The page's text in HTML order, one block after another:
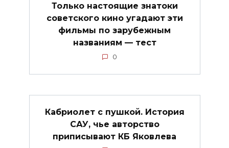
Только настоящие знатоки
советского кино угадают эти
фильмы по зарубежным
названиям — тест
0
Кабриолет с пушкой. История
САУ, чье авторство
приписывают КБ Яковлева